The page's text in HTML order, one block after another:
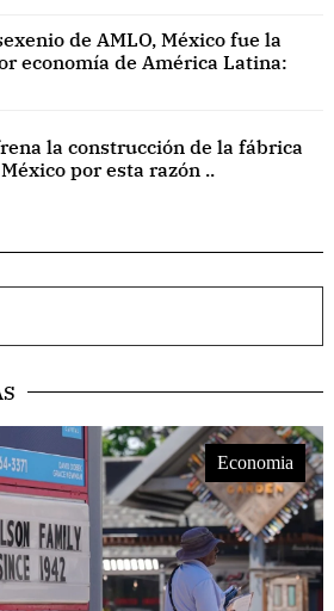
de AMLO, México fue la
economía de América Latina:
la construcción de la fábrica
por esta razón ..
Economia